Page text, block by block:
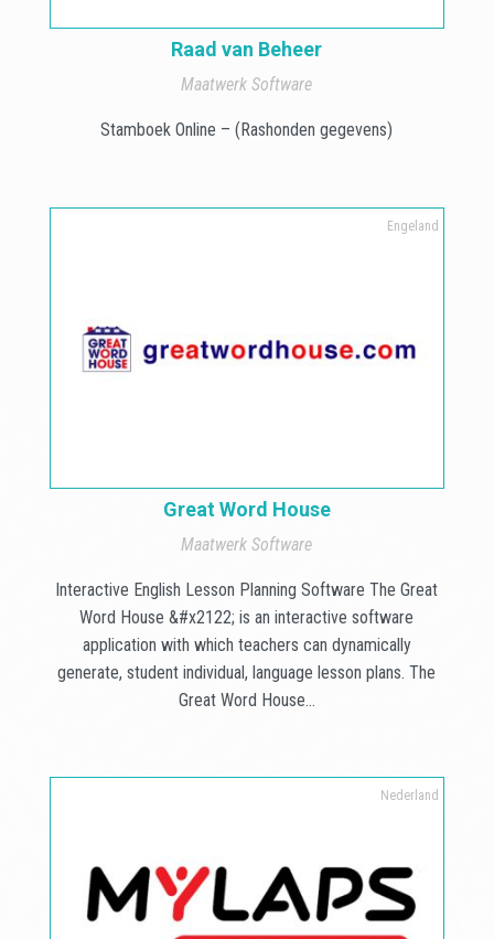
Raad van Beheer
Maatwerk Software
Stamboek Online – (Rashonden gegevens)
Great Word House
Maatwerk Software
Interactive English Lesson Planning Software The Great
Word House &#x2122; is an interactive software
application with which teachers can dynamically
generate, student individual, language lesson plans. The
Great Word House...
Engeland
Nederland